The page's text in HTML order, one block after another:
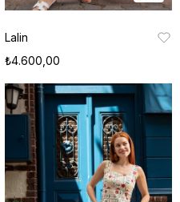
Lalin
₺4.600,00